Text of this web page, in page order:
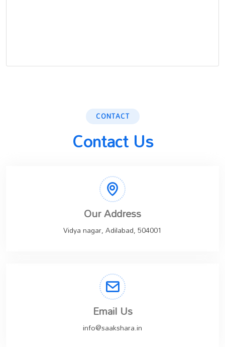
CONTACT
Contact Us
Our Address
Vidya nagar, Adilabad, 504001
Email Us
info@saakshara.in